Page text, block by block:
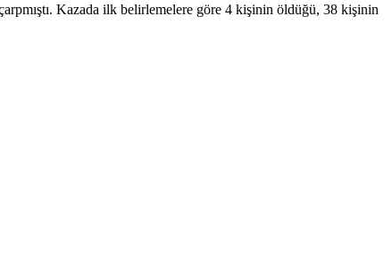
Kazada ilk belirlemelere göre 4 kişinin öldüğü, 38 kişinin